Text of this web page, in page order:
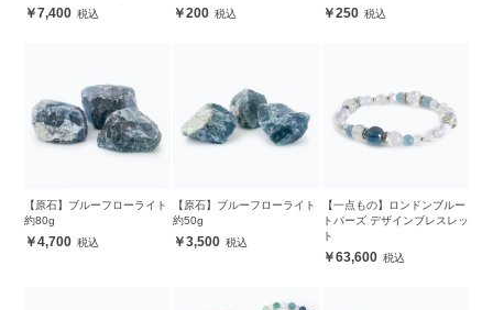
7,400 200 250
【原石】ブルーフローライト
約80g
4,700
【原石】ブルーフローライト
約50g
3,500
【一点もの】ロンドンブルー
トパーズ デザインブレスレッ
ト
63,600